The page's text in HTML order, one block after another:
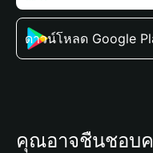
ดาวน์โหลด Google
คุณอาจชื่นชอบ